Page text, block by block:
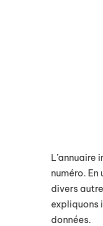
L’annuaire
numéro.
divers
expliquons
données.